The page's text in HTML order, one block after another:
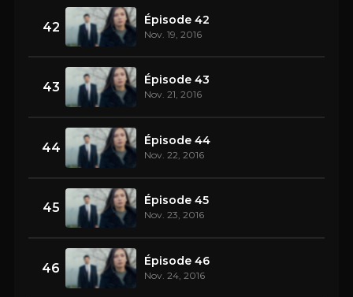
42 Épisode 42
Nov. 19, 2016
43 Épisode 43
Nov. 21, 2016
44 Épisode 44
Nov. 22, 2016
45 Épisode 45
Nov. 23, 2016
46 Épisode 46
Nov. 24, 2016